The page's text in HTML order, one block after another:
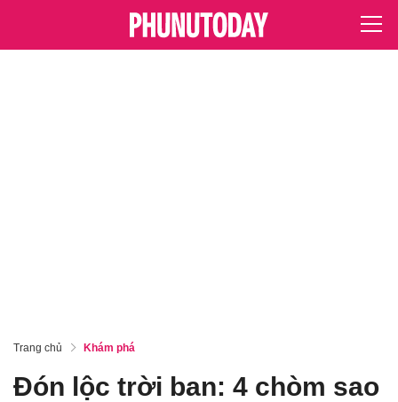
Trang chủ Khám phá
Đón lộc trời ban: 4 chòm sao